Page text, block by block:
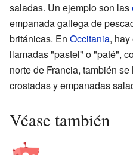
saladas. Un ejemplo son las
empanada gallega de
británicas. En Occitania,
llamadas "pastel" o "paté",
norte de Francia, también
crostadas y empanadas
Véase también